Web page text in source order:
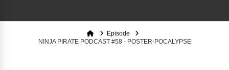
HomeEpisode
NINJA PIRATE PODCAST #58 - POSTER-POCALYPSE